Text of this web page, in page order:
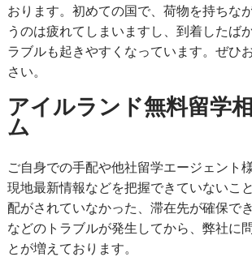
おります。初めての国で、荷物を持ちな
うのは疲れてしまいますし、到着したば
ラブルも起きやすくなっています。ぜひ
さい。
アイルランド無料留学
ム
ご自身での手配や他社留学エージェント
現地最新情報などを把握できていないこ
配がされていなかった、滞在先が確保で
などのトラブルが発生してから、弊社に
とが増えております。